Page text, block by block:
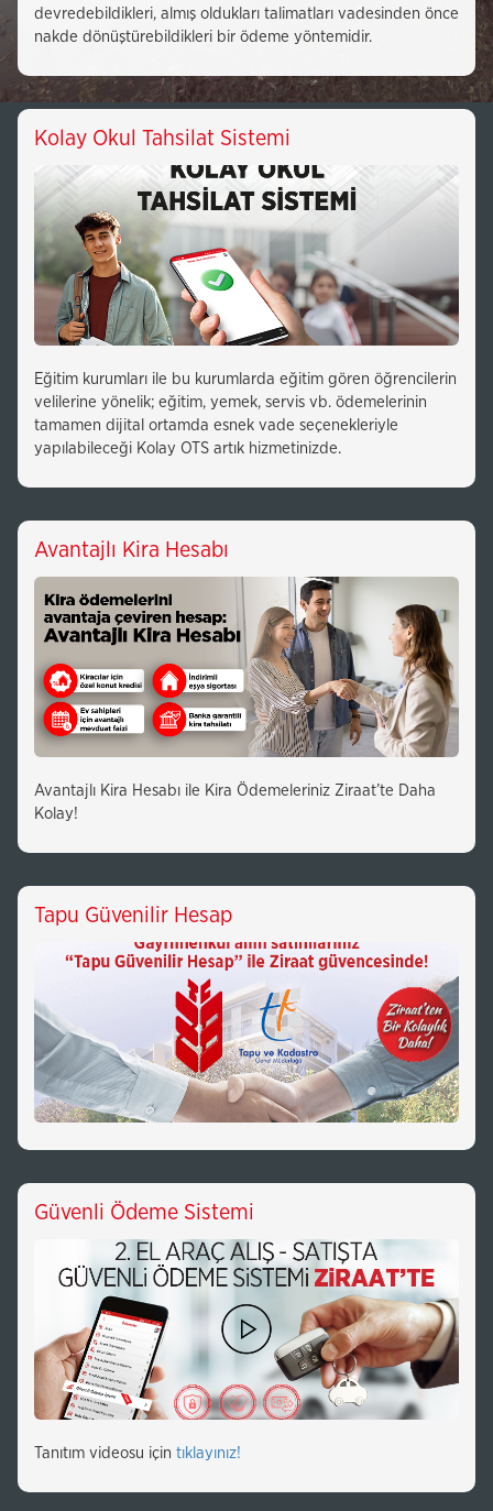
devredebildikleri, almış oldukları talimatları vadesinden önce
nakde dönüştürebildikleri bir ödeme yöntemidir.
Kolay Okul Tahsilat Sistemi
Eğitim kurumları ile bu kurumlarda eğitim gören öğrencilerin
velilerine yönelik; eğitim, yemek, servis vb. ödemelerinin
tamamen dijital ortamda esnek vade seçenekleriyle
yapılabileceği Kolay OTS artık hizmetinizde.
Avantajlı Kira Hesabı
Avantajlı Kira Hesabı ile Kira Ödemeleriniz Ziraat’te Daha
Kolay!
Tapu Güvenilir Hesap
Güvenli Ödeme Sistemi
Tanıtım videosu için tıklayınız!